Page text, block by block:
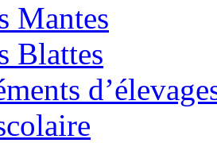
Mantes
Blattes